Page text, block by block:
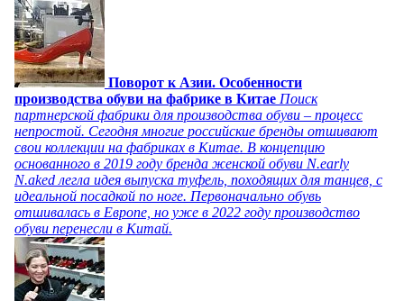
Поворот к Азии. Особенности
производства обуви на фабрике в Китае Поиск
партнерской фабрики для производства обуви – процесс
непростой. Сегодня многие российские бренды отшивают
свои коллекции на фабриках в Китае. В концепцию
основанного в 2019 году бренда женской обуви N.early
N.aked легла идея выпуска туфель, походящих для танцев, с
идеальной посадкой по ноге. Первоначально обувь
отшивалась в Европе, но уже в 2022 году производство
обуви перенесли в Китай.